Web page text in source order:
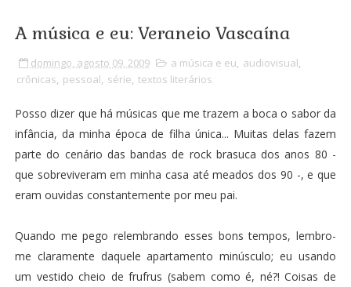
A música e eu: Veraneio Vascaína
domingo, agosto 09, 2009 a música e eu, audiovisual,
crônicas, pessoal, série, textos literários
Posso dizer que há músicas que me trazem a boca o sabor da
infância, da minha época de filha única... Muitas delas fazem
parte do cenário das bandas de rock brasuca dos anos 80 -
que sobreviveram em minha casa até meados dos 90 -, e que
eram ouvidas constantemente por meu pai.
Quando me pego relembrando esses bons tempos, lembro-
me claramente daquele apartamento minúsculo; eu usando
um vestido cheio de frufrus (sabem como é, né?! Coisas de